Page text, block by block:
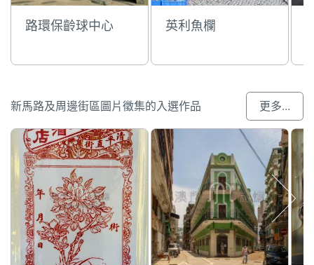
路環保齡球中心 英利魚欄
新馬路及周邊街區圖片徵集的入選作品 更多...